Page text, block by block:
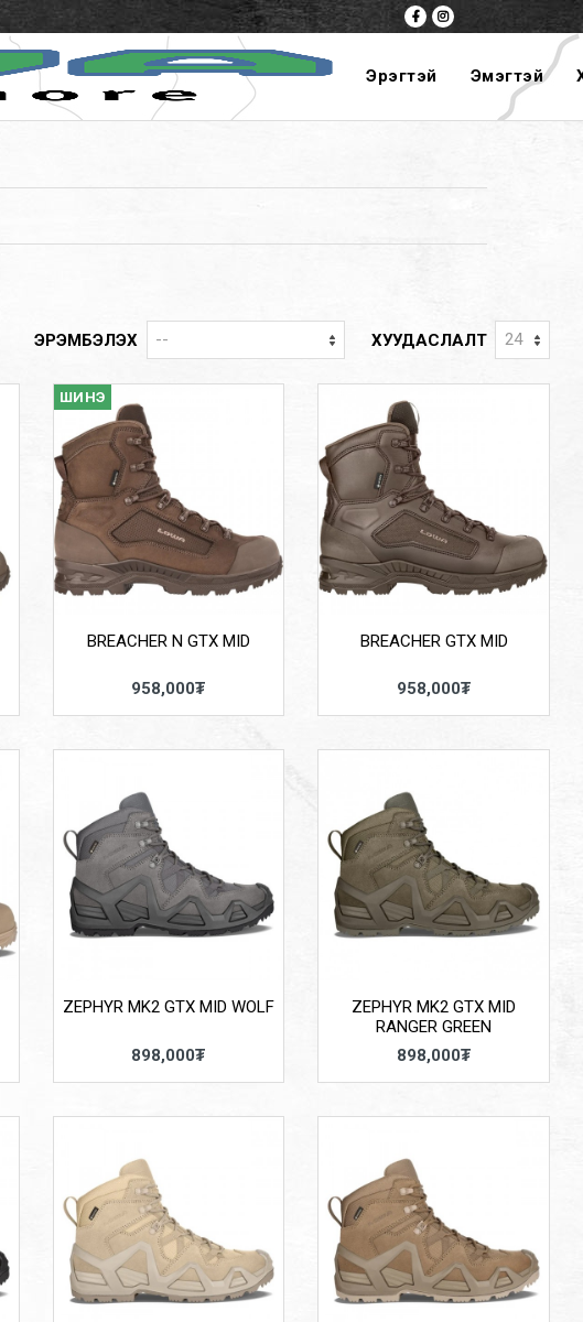
Эрэгтэй Эмэгтэй
ЭРЭМБЭЛЭХ ХУУДАСЛАЛТ
ШИНЭ
BREACHER N GTX MID
958,000₮
BREACHER GTX MID
958,000₮
ZEPHYR MK2 GTX MID WOLF
898,000₮
ZEPHYR MK2 GTX MID
RANGER GREEN
898,000₮